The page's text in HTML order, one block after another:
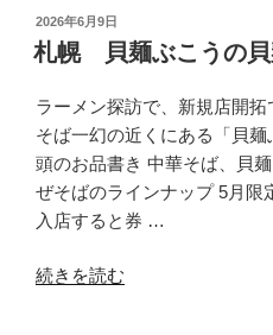
投
稿
日:
2026年6月9日
札幌 貝麺ぶこうの
ラーメン探訪で、新規店開
そば一幻の近くにある「貝
頭のお品書き 中華そば、貝
ぜそばのラインナップ 5月限
入店すると券 …
“札
続きを読む